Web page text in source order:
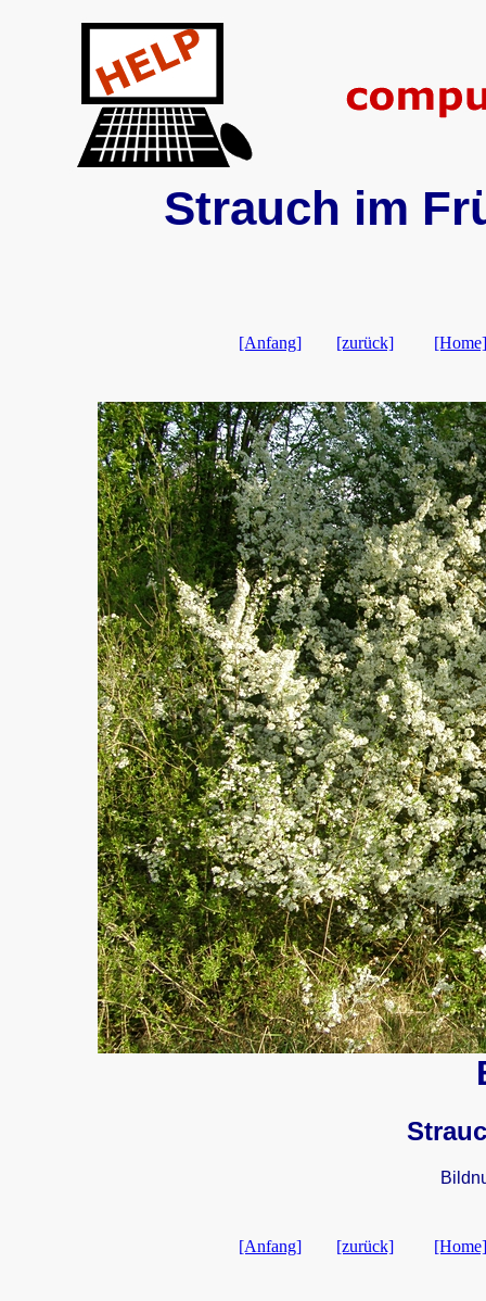
Strauch im
[Anfang] [zurück] [Home]
[Anfang] [zurück] [Home]